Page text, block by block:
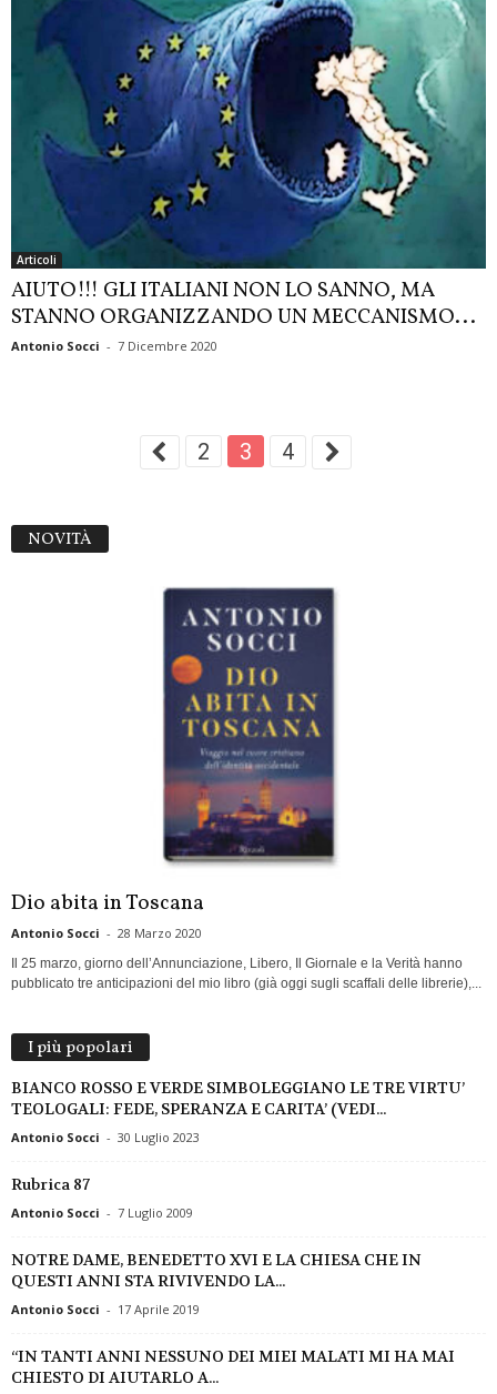
Articoli
AIUTO!!! GLI ITALIANI NON LO SANNO, MA
STANNO ORGANIZZANDO UN MECCANISMO...
Antonio Socci - 7 Dicembre 2020
2 3 4
NOVITÀ
Dio abita in Toscana
Antonio Socci - 28 Marzo 2020
Il 25 marzo, giorno dell’Annunciazione, Libero, Il Giornale e la Verità hanno
pubblicato tre anticipazioni del mio libro (già oggi sugli scaffali delle librerie),...
I più popolari
BIANCO ROSSO E VERDE SIMBOLEGGIANO LE TRE VIRTU’
TEOLOGALI: FEDE, SPERANZA E CARITA’ (VEDI...
Antonio Socci - 30 Luglio 2023
Rubrica 87
Antonio Socci - 7 Luglio 2009
NOTRE DAME, BENEDETTO XVI E LA CHIESA CHE IN
QUESTI ANNI STA RIVIVENDO LA...
Antonio Socci - 17 Aprile 2019
“IN TANTI ANNI NESSUNO DEI MIEI MALATI MI HA MAI
CHIESTO DI AIUTARLO A...